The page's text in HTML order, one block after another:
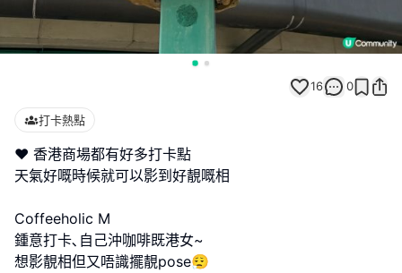
16 0
打卡熱點
❤️ 香港商場都有好多打卡點
天氣好嘅時候就可以影到好靚嘅相
Coffeeholic M
鍾意打卡､自己沖咖啡既港女~
想影靚相但又唔識擺靚pose😮‍💨